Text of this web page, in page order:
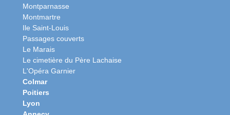
Montparnasse
Montmartre
Ile Saint-Louis
Passages couverts
Le Marais
Le cimetière du Père Lachaise
L'Opéra Garnier
Colmar
Poitiers
Lyon